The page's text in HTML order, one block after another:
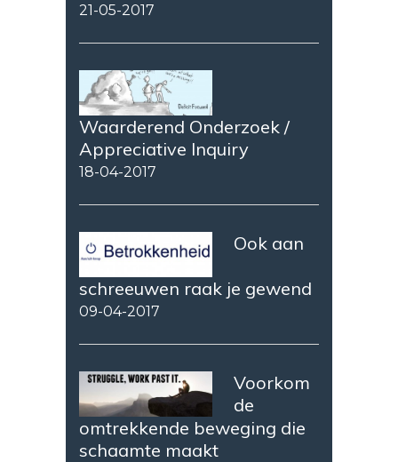
21-05-2017
Waarderend Onderzoek /
Appreciative Inquiry
18-04-2017
Ook aan
schreeuwen raak je gewend
09-04-2017
Voorkom
de
omtrekkende beweging die
schaamte maakt